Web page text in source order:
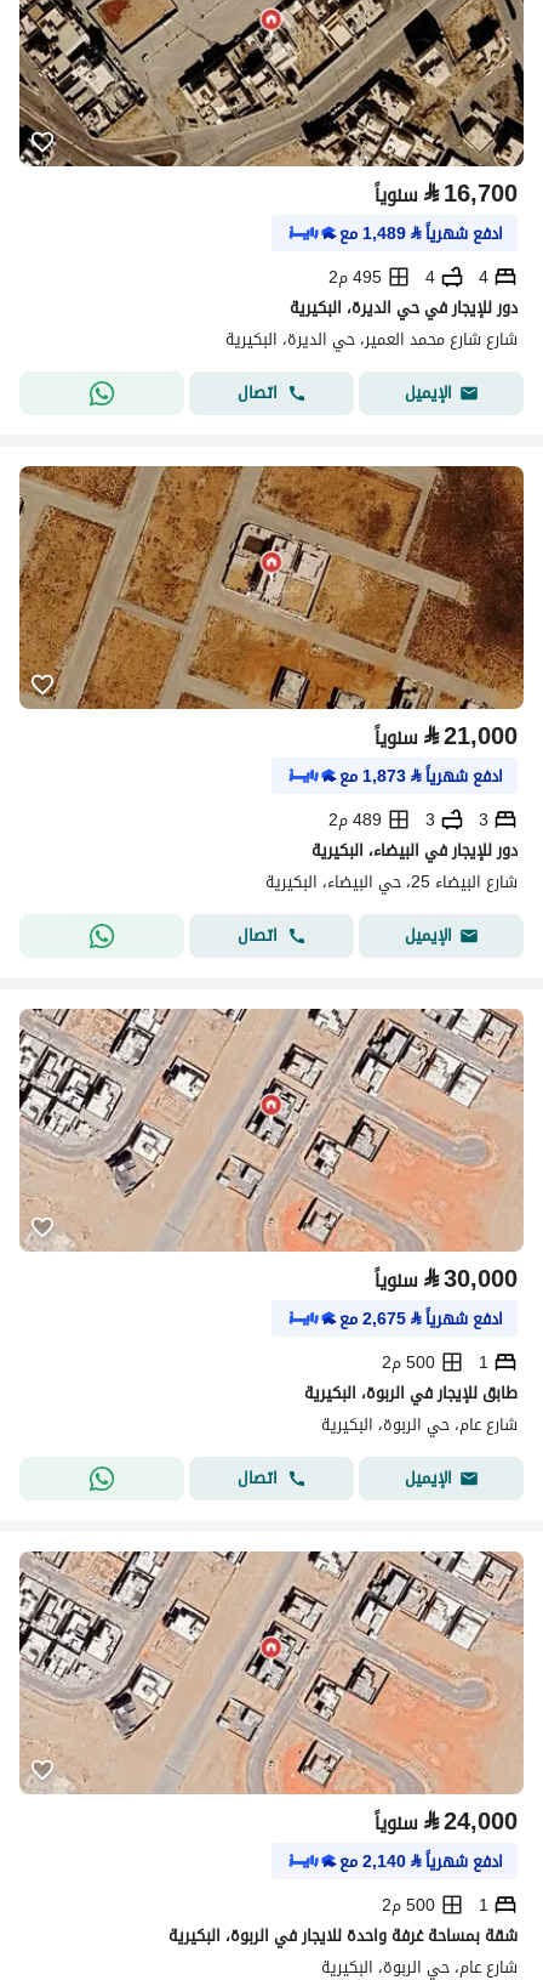
⃁16,700 سنوياً
ادفع شهرياً⃁
1,489مع
4
4
495 م2
دور للإيجار في حي الديرة، البكيرية
شارع شارع محمد العمير، حي الديرة، البكيرية
الإيميل
اتصال
⃁21,000 سنوياً
ادفع شهرياً⃁
1,873مع
3
3
489 م2
دور للإيجار في البيضاء، البكيرية
شارع البيضاء 25، حي البيضاء، البكيرية
الإيميل
اتصال
⃁30,000 سنوياً
ادفع شهرياً⃁
2,675مع
1
500 م2
طابق للإيجار في الربوة، البكيرية
شارع عام، حي الربوة، البكيرية
الإيميل
اتصال
⃁24,000 سنوياً
ادفع شهرياً⃁
2,140مع
1
500 م2
شقة بمساحة غرفة واحدة للايجار في الربوة، البكيرية
شارع عام، حي الربوة، البكيرية